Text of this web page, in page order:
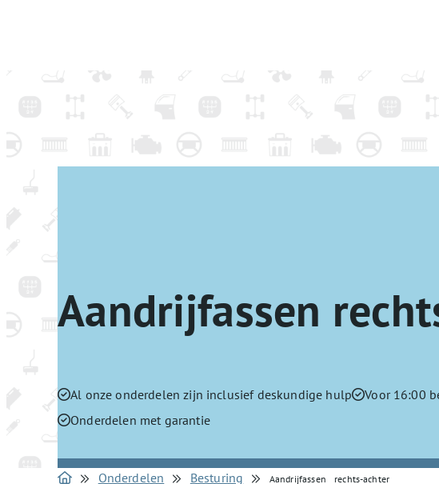
Aandrijfassen
Al onze onderdelen zijn inclusief deskundige hulp
Voor 16:00
Onderdelen met garantie
Onderdelen Besturing Aandrijfassen rechts-achter